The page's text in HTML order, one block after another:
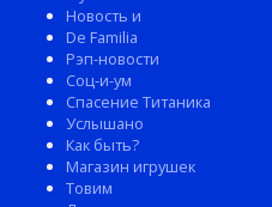
Новость и
De Familia
Рэп-новости
Соц-и-ум
Спасение Титаника
Услышано
Как быть?
Магазин игрушек
Товим